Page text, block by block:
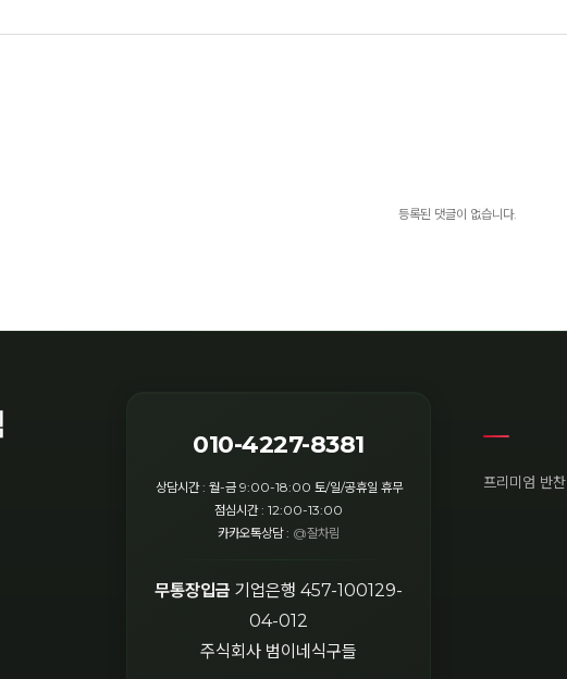
등록된 댓글이 없습니다.
010-4227-8381
상담시간 : 월-금 9:00-18:00 토/일/공휴일 휴무
점심시간 : 12:00-13:00
카카오톡상담 : @잘차림
무통장입금 기업은행 457-100129-
04-012
주식회사 범이네식구들
프리미엄 반찬